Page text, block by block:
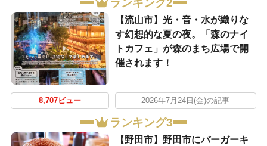
ランキング2
【流山市】光・音・水が織りな
す幻想的な夏の夜。「森のナイ
トカフェ」が森のまち広場で開
催されます！
8,707ビュー 2026年7月24日(金)の記事
ランキング3
【野田市】野田市にバーガーキ